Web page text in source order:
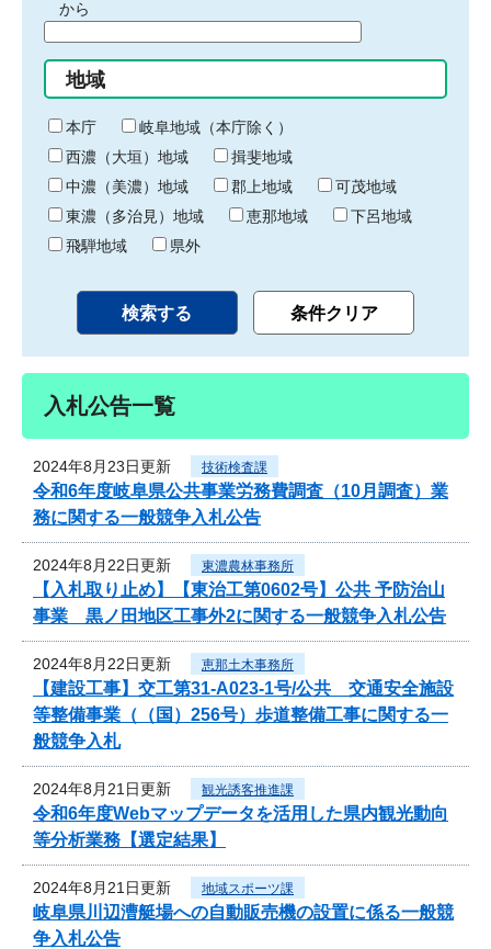
間
始
り
から
間
終
わ
り
地域
本庁
岐阜地域（本庁除く）
西濃（大垣）地域
揖斐地域
中濃（美濃）地域
郡上地域
可茂地域
東濃（多治見）地域
恵那地域
下呂地域
飛騨地域
県外
入札公告一覧
2024年8月23日更新 技術検査課
令和6年度岐阜県公共事業労務費調査（10月調査）業
務に関する一般競争入札公告
2024年8月22日更新 東濃農林事務所
【入札取り止め】【東治工第0602号】公共 予防治山
事業 黒ノ田地区工事外2に関する一般競争入札公告
2024年8月22日更新 恵那土木事務所
【建設工事】交工第31-A023-1号/公共 交通安全施設
等整備事業（（国）256号）歩道整備工事に関する一
般競争入札
2024年8月21日更新 観光誘客推進課
令和6年度Webマップデータを活用した県内観光動向
等分析業務【選定結果】
2024年8月21日更新 地域スポーツ課
岐阜県川辺漕艇場への自動販売機の設置に係る一般競
争入札公告